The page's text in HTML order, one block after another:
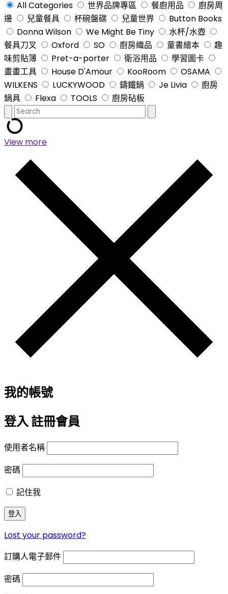
All Categories 世界品牌專區 餐廚用品
廚房周
邊
兒童餐具 杯碗盤碟 兒童世界
Button Books
Donna Wilson
We Might Be Tiny
水杯/水壺
餐具刀叉
Oxford SO 廚房織品 童書繪本
趣
味剪貼簿
Pret-a-porter 衛浴用品
學習圖卡
畫畫工具
House D'Amour KooRoom
OSAMA
WILKENS
LUCKYWOOD 鑄鐵鍋 Je Livia
廚房
鍋具
Flexa TOOLS 廚房砧板
View more
我的帳號
登入註冊會員
使用者名稱
密碼
記住我
登入
Lost your password?
訂購人電子郵件
密碼